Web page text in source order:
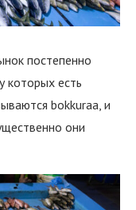
постепенно
которых есть
bokkuraa, и
они